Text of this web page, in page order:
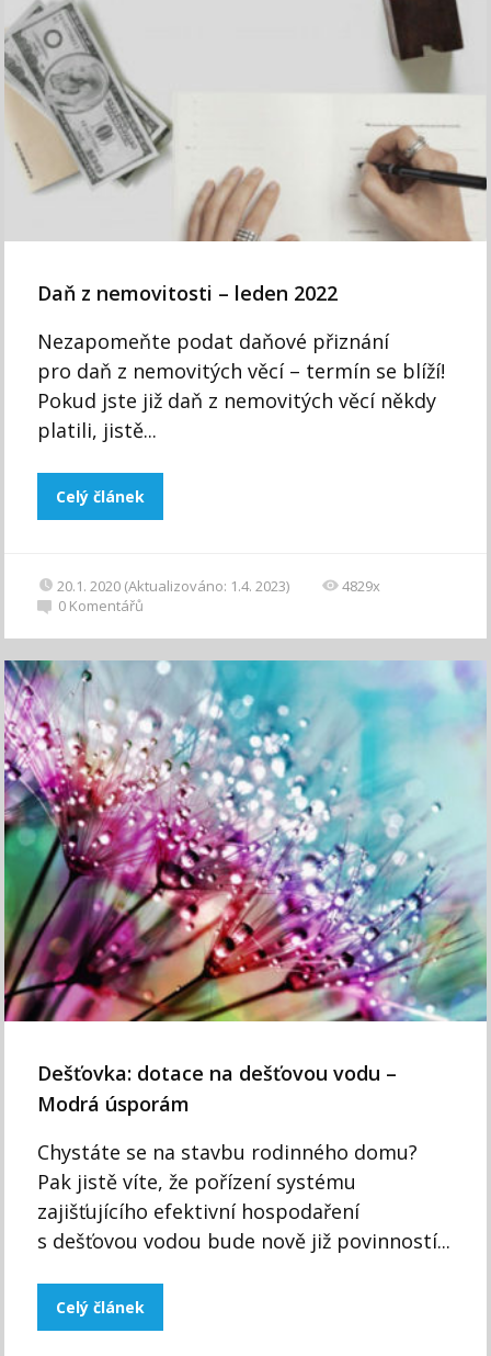
Daň z nemovitosti – leden 2022
Nezapomeňte podat daňové přiznání
pro daň z nemovitých věcí – termín se blíží!
Pokud jste již daň z nemovitých věcí někdy
platili, jistě...
Celý článek
20.1. 2020 (Aktualizováno: 1.4. 2023)
4829x
0 Komentářů
Dešťovka: dotace na dešťovou vodu –
Modrá úsporám
Chystáte se na stavbu rodinného domu?
Pak jistě víte, že pořízení systému
zajišťujícího efektivní hospodaření
s dešťovou vodou bude nově již povinností...
Celý článek